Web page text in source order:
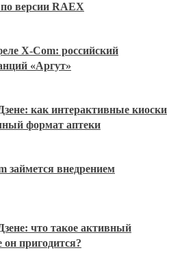
версии RAEX
X-Com: российский
«Аргут»
как интерактивные киоски
формат аптеки
займется внедрением
что такое активный
он пригодится?